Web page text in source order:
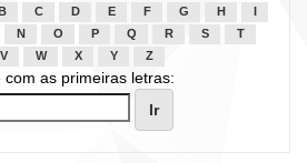
B C D E F G H
N O P Q R S
T
V W X Y Z
com as primeiras letras: